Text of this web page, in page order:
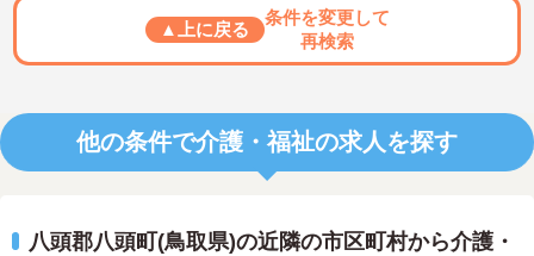
▲上に戻る
条件を変更して
再検索
他の条件で介護・福祉の求人を探す
八頭郡八頭町(鳥取県)の近隣の市区町村から介護・